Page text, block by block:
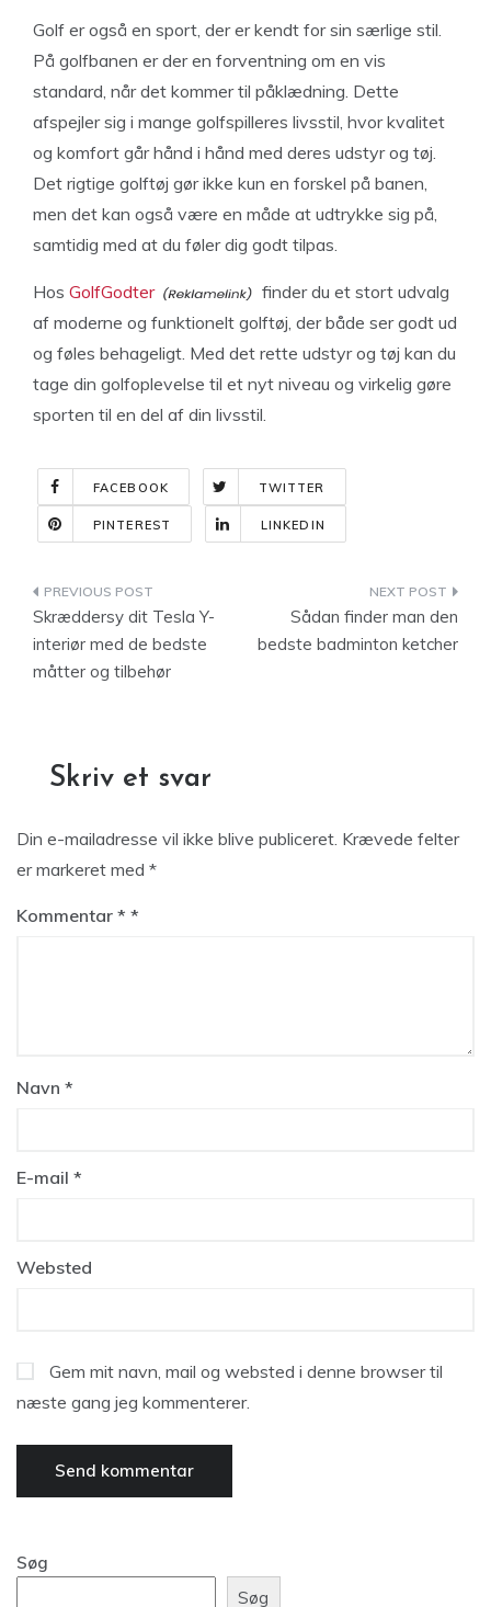
Golf er også en sport, der er kendt for sin særlige stil.
På golfbanen er der en forventning om en vis
standard, når det kommer til påklædning. Dette
afspejler sig i mange golfspilleres livsstil, hvor kvalitet
og komfort går hånd i hånd med deres udstyr og tøj.
Det rigtige golftøj gør ikke kun en forskel på banen,
men det kan også være en måde at udtrykke sig på,
samtidig med at du føler dig godt tilpas.
Hos GolfGodter
finder du et stort udvalg
af moderne og funktionelt golftøj, der både ser godt ud
og føles behageligt. Med det rette udstyr og tøj kan du
tage din golfoplevelse til et nyt niveau og virkelig gøre
sporten til en del af din livsstil.
FACEBOOK TWITTER
PINTEREST LINKEDIN
Indlægsnavigation
Skræddersy dit Tesla Y-
interiør med de bedste
måtter og tilbehør
Sådan finder man den
bedste badminton ketcher
Skriv et svar
Din e-mailadresse vil ikke blive publiceret. Krævede felter
er markeret med *
Kommentar *
Navn *
E-mail *
Websted
Gem mit navn, mail og websted i denne browser til
næste gang jeg kommenterer.
Søg
Søg